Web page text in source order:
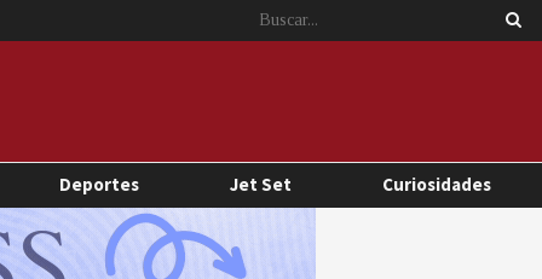
Deportes Jet Set Curiosidades